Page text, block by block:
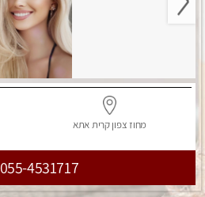
מחוז צפוןקרית אתא
055-4531717